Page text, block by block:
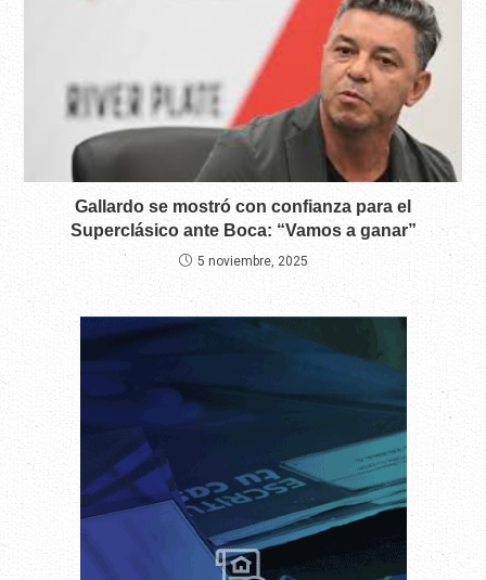
Gallardo se mostró con confianza para el
Superclásico ante Boca: “Vamos a ganar”
5 noviembre, 2025